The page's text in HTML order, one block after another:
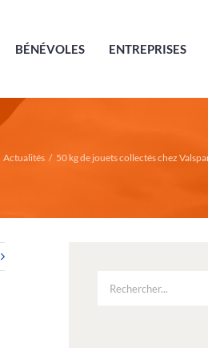
BÉNÉVOLES ENTREPRISES
Actualités / 50 kg de jouets collectés chez
Rechercher: